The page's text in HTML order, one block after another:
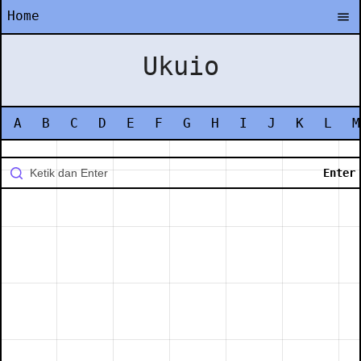
Home
Ukuio
A B C D E F G H I J K L M